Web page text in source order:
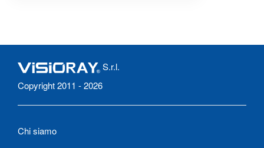
S.r.l.
Copyright 2011 - 2026
Chi siamo